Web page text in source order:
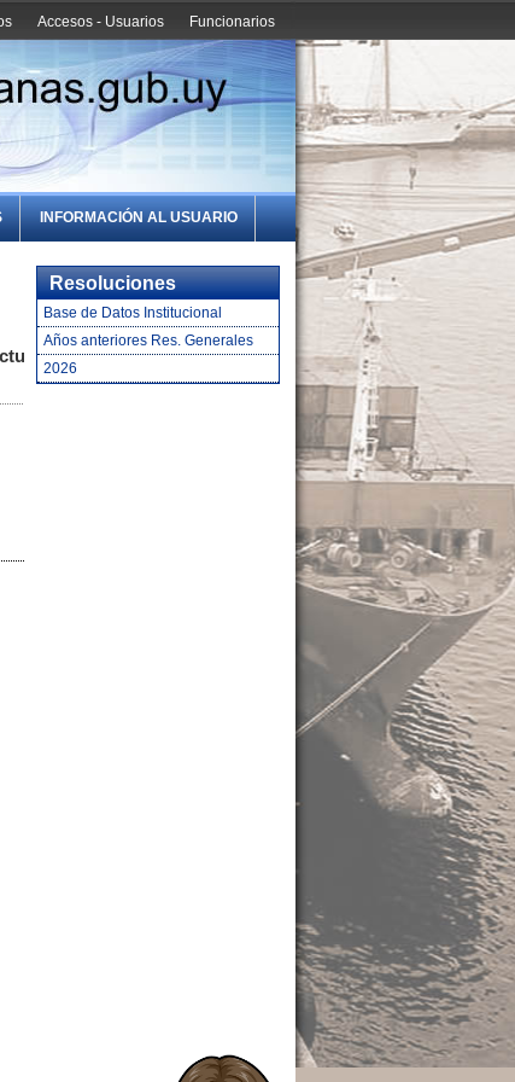
Funcionarios
Accesos - Usuarios
INFORMACIÓN AL USUARIO
Resoluciones
Base de Datos Institucional
Años anteriores Res. Generales
2026